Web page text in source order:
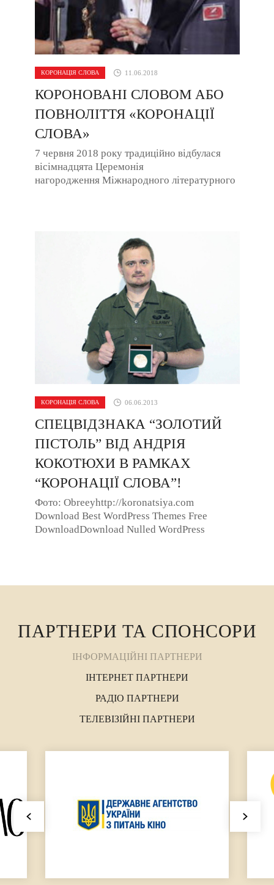
КОРОНАЦІЯ СЛОВА 11.06.2018
КОРОНОВАНІ СЛОВОМ АБО
ПОВНОЛІТТЯ «КОРОНАЦІЇ
СЛОВА»
7 червня 2018 року традиційно відбулася
вісімнадцята Церемонія
нагородження Міжнародного літературного
КОРОНАЦІЯ СЛОВА 06.06.2013
СПЕЦВІДЗНАКА “ЗОЛОТИЙ
ПІСТОЛЬ” ВІД АНДРІЯ
КОКОТЮХИ В РАМКАХ
“КОРОНАЦІЇ СЛОВА”!
Фото: Obreeyhttp://koronatsiya.com
Download Best WordPress Themes Free
DownloadDownload Nulled WordPress
ПАРТНЕРИ ТА СПОНСОРИ
ІНФОРМАЦІЙНІ ПАРТНЕРИ
ІНТЕРНЕТ ПАРТНЕРИ
РАДІО ПАРТНЕРИ
ТЕЛЕВІЗІЙНІ ПАРТНЕРИ